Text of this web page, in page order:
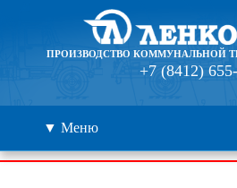
ПРОИЗВОДСТВО КОММУНАЛЬНОЙ
+7 (8412)
▼ Меню